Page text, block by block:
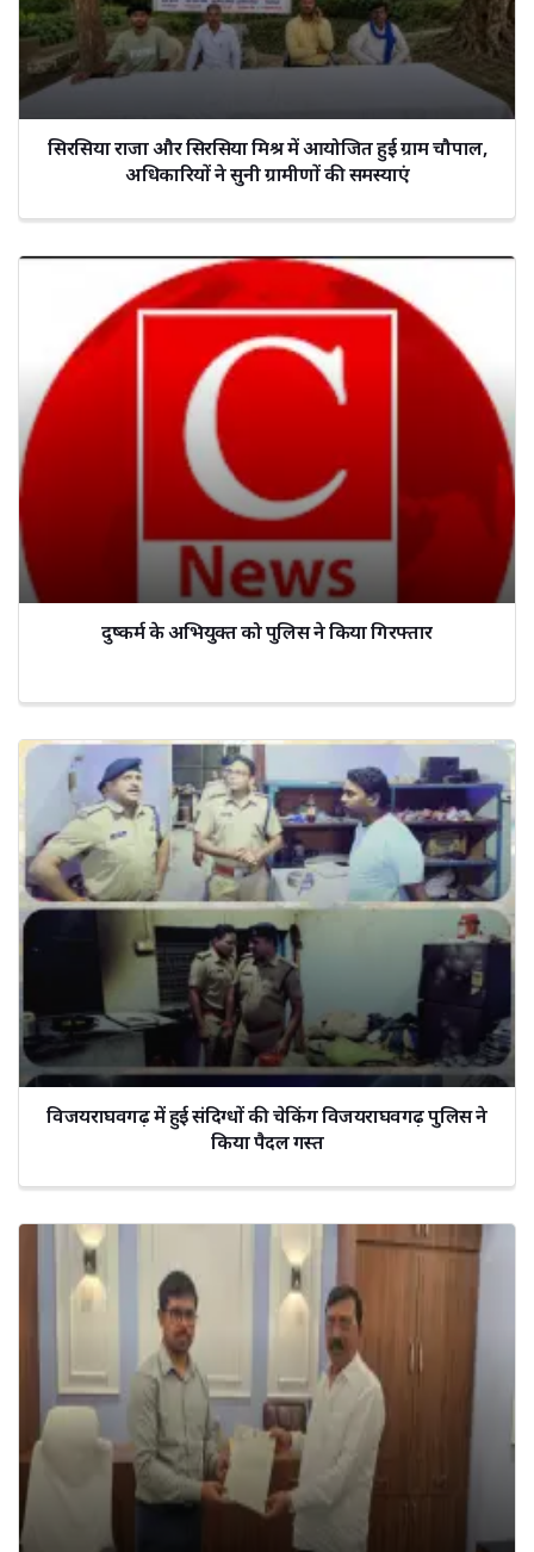
सिरसिया राजा और सिरसिया मिश्र में आयोजित हुई ग्राम चौपाल,
अधिकारियों ने सुनी ग्रामीणों की समस्याएं
दुष्कर्म के अभियुक्त को पुलिस ने किया गिरफ्तार
विजयराघवगढ़ में हुई संदिग्धों की चेकिंग विजयराघवगढ़ पुलिस ने
किया पैदल गस्त